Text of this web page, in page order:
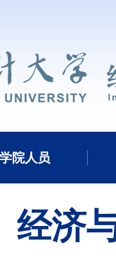
学院人员
经济